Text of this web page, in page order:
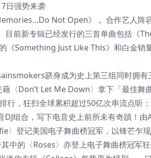
日强势来袭
Not Open》， 合作艺人阵
前新专辑已经发行的三首单曲包括《
《Something Just Like This》和白金销
跻身成为史上第三组同时拥有
〈Don’t Let Me Down〉拿下「最佳舞
行，狂扫全球累积超过50亿次串流点听
组合，写下电音史上前所未有奇蹟！
登记美国电子舞曲榜冠军，以锋芒乍
的〈Roses〉亦登上电子舞曲榜冠军狂